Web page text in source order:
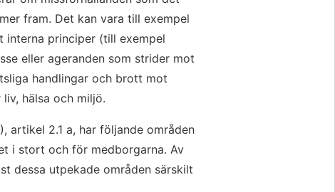
fram. Det kan vara till exempel
interna principer (till exempel
eller ageranden som strider mot
handlingar och brott mot
hälsa och miljö.
artikel 2.1 a, har följande områden
i stort och för medborgarna. Av
dessa utpekade områden särskilt